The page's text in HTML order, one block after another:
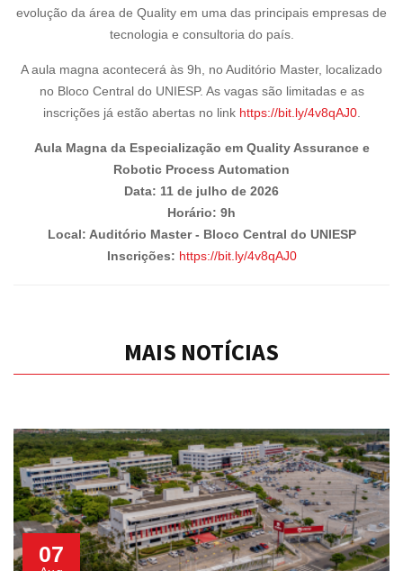
evolução da área de Quality em uma das principais empresas de
tecnologia e consultoria do país.
A aula magna acontecerá às 9h, no Auditório Master, localizado
no Bloco Central do UNIESP. As vagas são limitadas e as
inscrições já estão abertas no link https://bit.ly/4v8qAJ0.
Aula Magna da Especialização em Quality Assurance e
Robotic Process Automation
Data: 11 de julho de 2026
Horário: 9h
Local: Auditório Master - Bloco Central do UNIESP
Inscrições: https://bit.ly/4v8qAJ0
MAIS NOTÍCIAS
07